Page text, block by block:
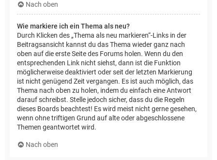
Nach oben
Wie markiere ich ein Thema als neu?
Durch Klicken des „Thema als neu markieren“-Links in der
Beitragsansicht kannst du das Thema wieder ganz nach
oben auf die erste Seite des Forums holen. Wenn du den
entsprechenden Link nicht siehst, dann ist die Funktion
möglicherweise deaktiviert oder seit der letzten Markierung
ist nicht genügend Zeit vergangen. Es ist auch möglich, das
Thema nach oben zu holen, indem du einfach eine Antwort
darauf schreibst. Stelle jedoch sicher, dass du die Regeln
dieses Boards beachtest! Es wird meist nicht gerne gesehen,
wenn ohne triftigen Grund auf alte oder abgeschlossene
Themen geantwortet wird.
Nach oben